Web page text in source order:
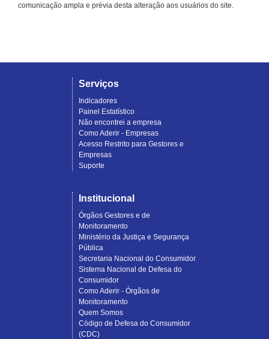
comunicação ampla e prévia desta alteração aos usuários do site.
Serviços
Indicadores
Painel Estatístico
Não encontrei a empresa
Como Aderir - Empresas
Acesso Restrito para Gestores e
Empresas
Suporte
Institucional
Órgãos Gestores e de
Monitoramento
Ministério da Justiça e Segurança
Pública
Secretaria Nacional do Consumidor
Sistema Nacional de Defesa do
Consumidor
Como Aderir - Órgãos de
Monitoramento
Quem Somos
Código de Defesa do Consumidor
(CDC)